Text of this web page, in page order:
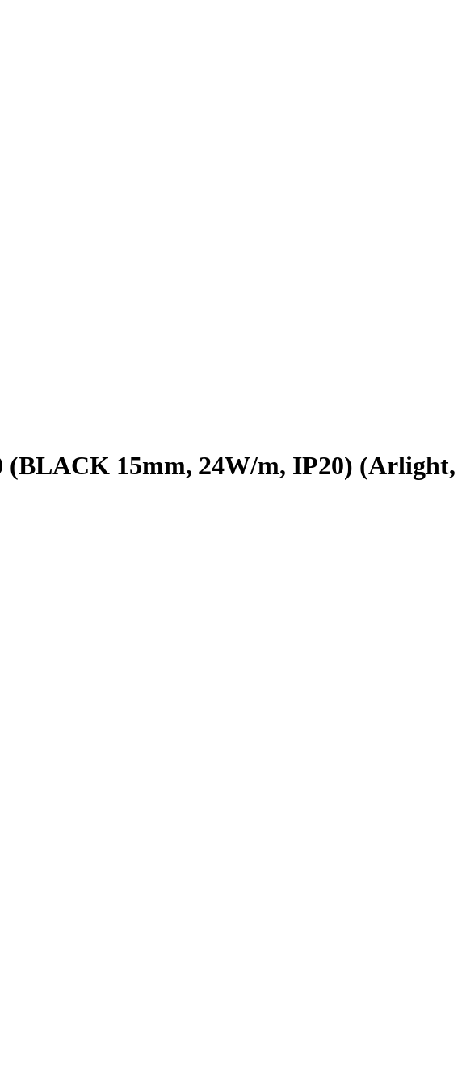
(BLACK 15mm, 24W/m, IP20) (Arlight,